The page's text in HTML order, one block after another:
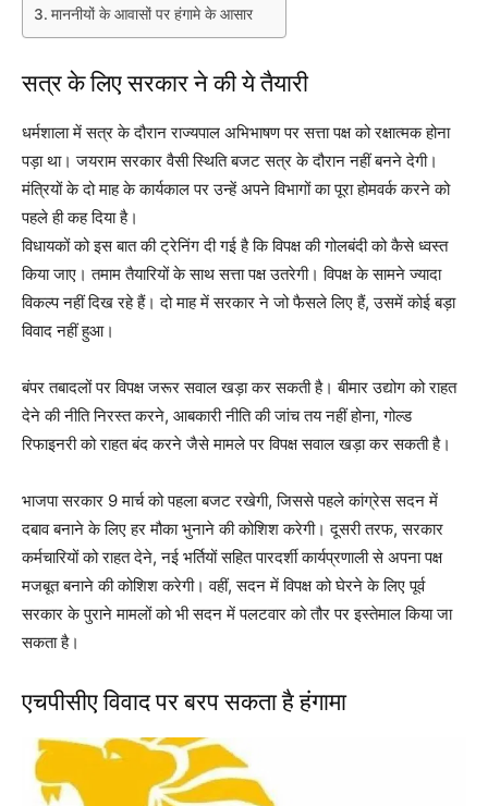
माननीयों के आवासों पर हंगामे के आसार
सत्र के लिए सरकार ने की ये तैयारी
धर्मशाला में सत्र के दौरान राज्यपाल अभिभाषण पर सत्ता पक्ष को रक्षात्मक होना
पड़ा था। जयराम सरकार वैसी स्थिति बजट सत्र के दौरान नहीं बनने देगी।
मंत्रियों के दो माह के कार्यकाल पर उन्हें अपने विभागों का पूरा होमवर्क करने को
पहले ही कह दिया है।
विधायकों को इस बात की ट्रेनिंग दी गई है कि विपक्ष की गोलबंदी को कैसे ध्वस्त
किया जाए। तमाम तैयारियों के साथ सत्ता पक्ष उतरेगी। विपक्ष के सामने ज्यादा
विकल्प नहीं दिख रहे हैं। दो माह में सरकार ने जो फैसले लिए हैं, उसमें कोई बड़ा
विवाद नहीं हुआ।
बंपर तबादलों पर विपक्ष जरूर सवाल खड़ा कर सकती है। बीमार उद्योग को राहत
देने की नीति निरस्त करने, आबकारी नीति की जांच तय नहीं होना, गोल्ड
रिफाइनरी को राहत बंद करने जैसे मामले पर विपक्ष सवाल खड़ा कर सकती है।
भाजपा सरकार 9 मार्च को पहला बजट रखेगी, जिससे पहले कांग्रेस सदन में
दबाव बनाने के लिए हर मौका भुनाने की कोशिश करेगी। दूसरी तरफ, सरकार
कर्मचारियों को राहत देने, नई भर्तियों सहित पारदर्शी कार्यप्रणाली से अपना पक्ष
मजबूत बनाने की कोशिश करेगी। वहीं, सदन में विपक्ष को घेरने के लिए पूर्व
सरकार के पुराने मामलों को भी सदन में पलटवार को तौर पर इस्तेमाल किया जा
सकता है।
एचपीसीए विवाद पर बरप सकता है हंगामा